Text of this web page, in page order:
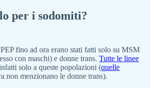
per i sodomiti?
fino ad ora erano stati fatti solo su MSM
con maschi) e donne trans. Tutte le linee
solo a queste popolazioni (quelle
non menzionano le donne trans).